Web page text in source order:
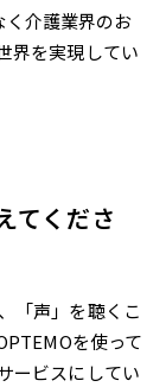
く介護業界のお
界を実現してい
てくださ
「声」を聴くこ
を使って
ービスにしてい